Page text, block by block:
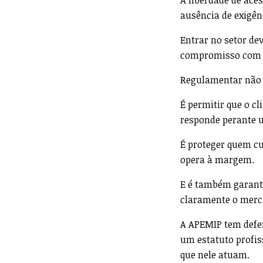
ausência de
Entrar no setor
compromisso
Regulamentar
É permitir que o
responde perante
É proteger quem
opera à margem.
E é também
claramente o
A APEMIP tem
um estatuto
que nele atuam.